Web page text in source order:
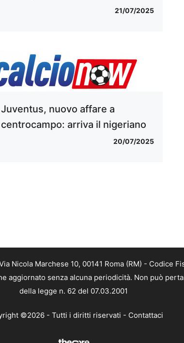
21/07/2025
Juventus, nuovo affare a
centrocampo: arriva il nigeriano
20/07/2025
Nicola Marchese 10, 00141 Roma (RM) - Codice
aggiornato senza alcuna periodicità. Non può
della legge n. 62 del 07.03.2001
©2026 - Tutti i diritti riservati - Contattaci